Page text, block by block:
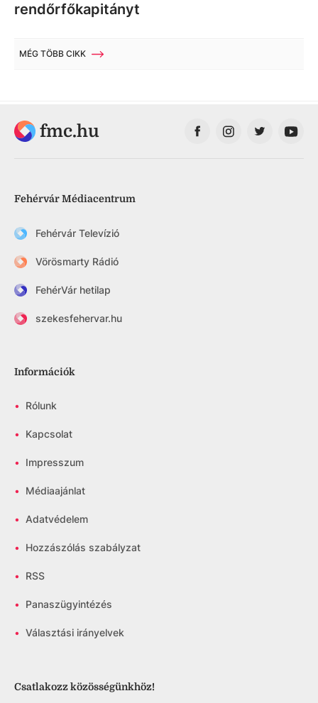
rendőrfőkapitányt
MÉG TÖBB CIKK
fmc.hu
Fehérvár Médiacentrum
Fehérvár Televízió
Vörösmarty Rádió
FehérVár hetilap
szekesfehervar.hu
Információk
• Rólunk
• Kapcsolat
• Impresszum
• Médiaajánlat
• Adatvédelem
• Hozzászólás szabályzat
• RSS
• Panaszügyintézés
• Választási irányelvek
Csatlakozz közösségünkhöz!